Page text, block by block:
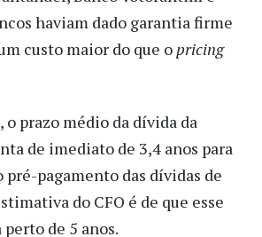
haviam dado garantia firme
custo maior do que o pricing
o prazo médio da dívida da
de imediato de 3,4 anos para
pré-pagamento das dívidas de
do CFO é de que esse
perto de 5 anos.